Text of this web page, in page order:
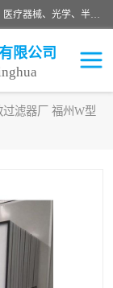
从事各种实验室、手术室、医院、食品、化妆品、制药、医疗器械、光学、半导体、精密电子等无尘车间行业的洁净车间装修设计、净化设备、恒温恒湿空调的设计制作与安装、净化系统工程项目施工及其技术支持服务。
限公司
滤器厂 福州W型
化